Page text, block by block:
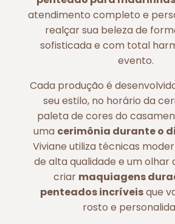
atendimento completo e
realçar sua beleza de
sofisticada e com total
evento.
Cada produção é
seu estilo, no horário da
paleta de cores do
uma cerimônia durante o
Viviane utiliza técnicas
de alta qualidade e um olhar
criar maquiagens
penteados incríveisque
rosto e